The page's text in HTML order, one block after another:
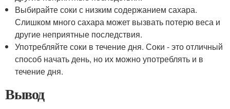
Выбирайте соки с низким содержанием сахара.
Слишком много сахара может вызвать потерю веса и
другие неприятные последствия.
Употребляйте соки в течение дня. Соки - это отличный
способ начать день, но их можно употреблять и в
течение дня.
Вывод